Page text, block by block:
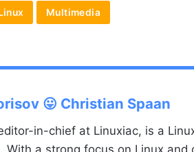
Multimedia
😛 Christian Spaan
in-chief at Linuxiac, is a
With a strong focus on Linux